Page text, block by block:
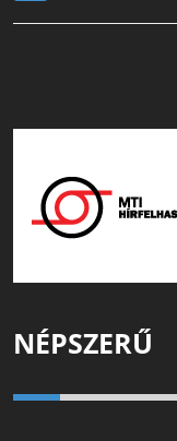
NÉPSZERŰ